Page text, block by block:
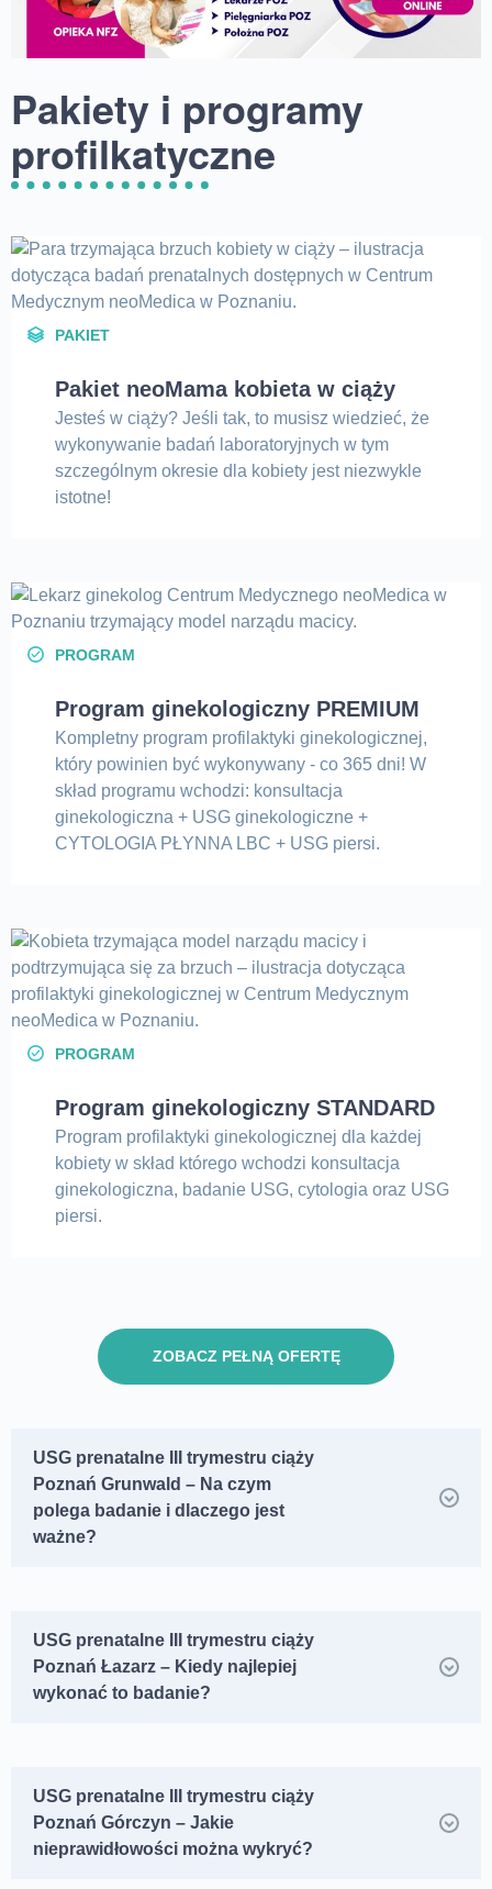
Pakiety i programy
profilkatyczne
PAKIET
Pakiet neoMama kobieta w ciąży
Jesteś w ciąży? Jeśli tak, to musisz wiedzieć, że
wykonywanie badań laboratoryjnych w tym
szczególnym okresie dla kobiety jest niezwykle
istotne!
PROGRAM
Program ginekologiczny PREMIUM
Kompletny program profilaktyki ginekologicznej,
który powinien być wykonywany - co 365 dni! W
skład programu wchodzi: konsultacja
ginekologiczna + USG ginekologiczne +
CYTOLOGIA PŁYNNA LBC + USG piersi.
PROGRAM
Program ginekologiczny STANDARD
Program profilaktyki ginekologicznej dla każdej
kobiety w skład którego wchodzi konsultacja
ginekologiczna, badanie USG, cytologia oraz USG
piersi.
ZOBACZ PEŁNĄ OFERTĘ
USG prenatalne III trymestru ciąży
Poznań Grunwald – Na czym
polega badanie i dlaczego jest
ważne?
USG prenatalne III trymestru ciąży
Poznań Łazarz – Kiedy najlepiej
wykonać to badanie?
USG prenatalne III trymestru ciąży
Poznań Górczyn – Jakie
nieprawidłowości można wykryć?